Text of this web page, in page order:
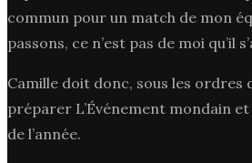
commun pour un match de mon
passons, ce n’est pas de moi qu’il
Camille doit donc, sous les ordres
préparer L’Événement mondain
de l’année.